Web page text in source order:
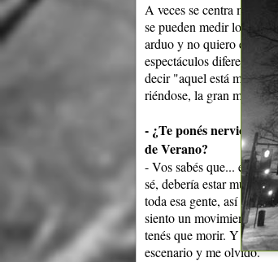
A veces se centra mucho
se pueden medir los
arduo y no quiero estar
espectáculos diferentes
decir "aquel está mejor
riéndose, la gran mayoría
- ¿Te ponés nervioso
de Verano?
- Vos sabés que... es raro
sé, debería estar muerto.
toda esa gente, así (se
siento un movimiento
tenés que morir. Y en
escenario y me olvido.